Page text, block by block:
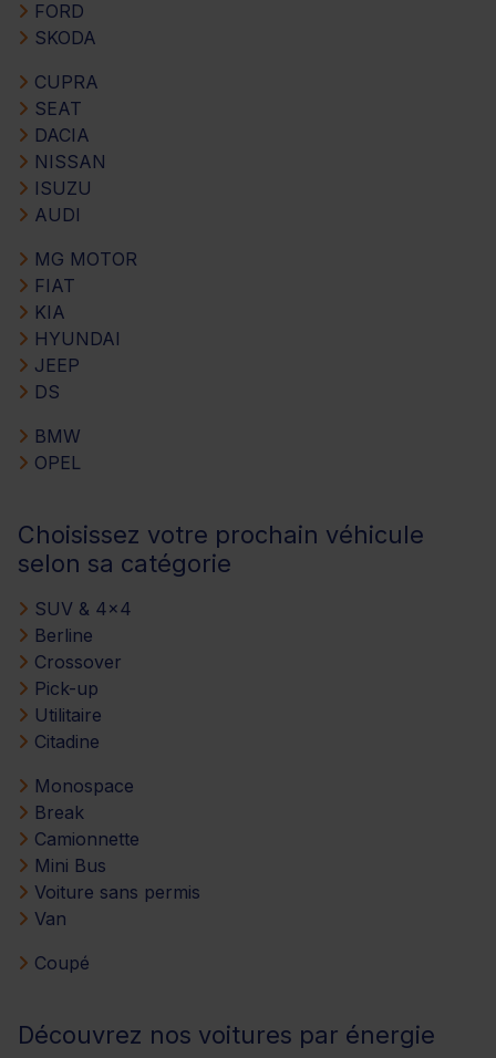
FORD
SKODA
CUPRA
SEAT
DACIA
NISSAN
ISUZU
AUDI
MG MOTOR
FIAT
KIA
HYUNDAI
JEEP
DS
BMW
OPEL
Choisissez votre prochain véhicule
selon sa catégorie
SUV & 4x4
Berline
Crossover
Pick-up
Utilitaire
Citadine
Monospace
Break
Camionnette
Mini Bus
Voiture sans permis
Van
Coupé
Découvrez nos voitures par énergie